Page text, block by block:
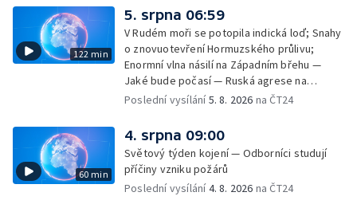
na dovolené v zahraničí; Platby a výběry na
dovolené v zahraničí — Těžba léčivé rašeliny
u Malé Morávky
122 min
5. srpna 06:59
V Rudém moři se potopila indická loď; Snahy
o znovuotevření Hormuzského průlivu;
Enormní vlna násilí na Západním břehu —
Jaké bude počasí — Ruská agrese na
Ukrajině — Vliv veder na lidské orgány — Při
— Třem obcím na Brněnsku dočasně došla
pitná voda — SP v orientačním běhu v Česku
— Horko a požáry sužují Evropu — Rybářský
příměstský tábor
Poslední vysílání5. 8. 2026 na ČT24
60 min
4. srpna 09:00
Světový týden kojení — Odborníci studují
příčiny vzniku požárů
Poslední vysílání4. 8. 2026 na ČT24